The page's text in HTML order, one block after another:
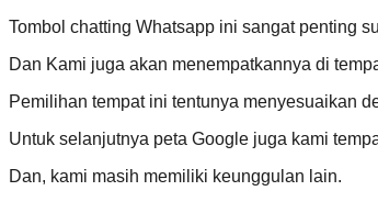
Tombol chatting Whatsapp ini sangat penting
Dan Kami juga akan menempatkannya di
Pemilihan tempat ini tentunya menyesuaikan
Untuk selanjutnya peta Google juga kami
Dan, kami masih memiliki keunggulan lain.